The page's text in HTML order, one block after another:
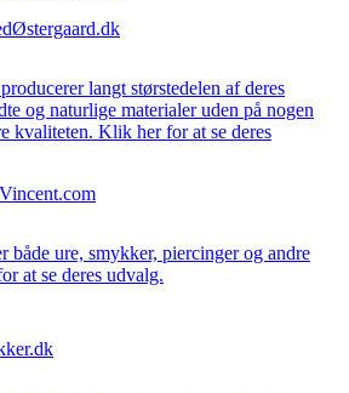
langt størstedelen af deres
og naturlige materialer uden på nogen
kvaliteten. Klik her for at se deres
ure, smykker, piercinger og andre
at se deres udvalg.